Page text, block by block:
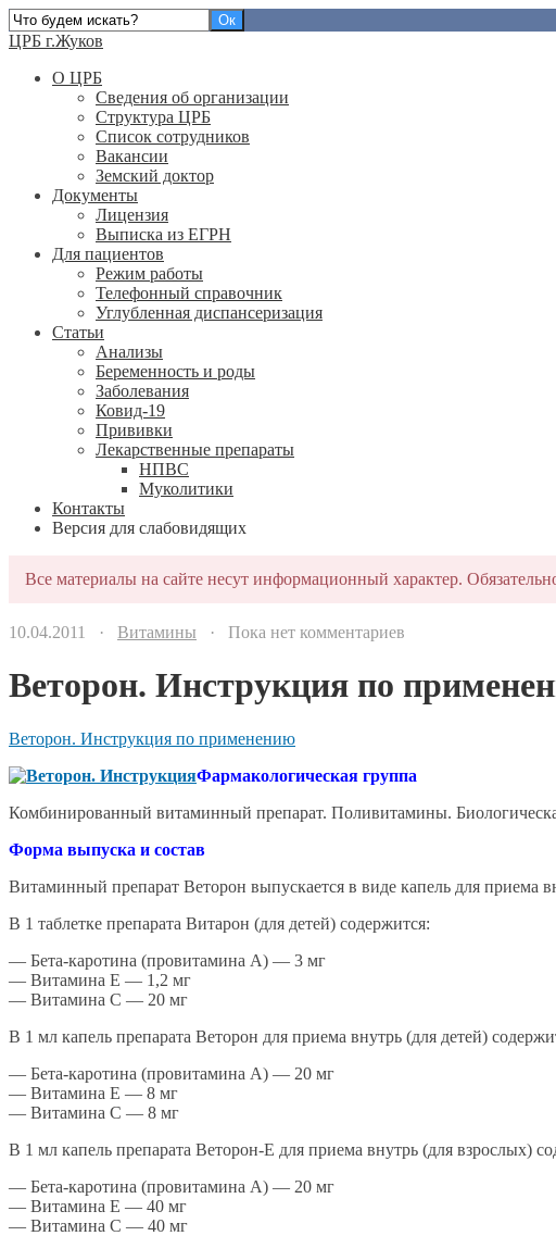
ЦРБ г.Жуков
О ЦРБ
Сведения об организации
Структура ЦРБ
Список сотрудников
Вакансии
Земский доктор
Документы
Лицензия
Выписка из ЕГРН
Для пациентов
Режим работы
Телефонный справочник
Углубленная диспансеризация
Статьи
Анализы
Беременность и роды
Заболевания
Ковид-19
Прививки
Лекарственные препараты
НПВС
Муколитики
Контакты
Версия для слабовидящих
Все материалы на сайте несут информационный характер.
10.04.2011 · Витамины · Пока нет комментариев
Веторон. Инструкция по
Веторон. Инструкция по применению
Фармакологическая группа
Комбинированный витаминный препарат. Поливитамины.
Форма выпуска и состав
Витаминный препарат Веторон выпускается в виде капель для приема
В 1 таблетке препарата Витарон (для детей) содержится:
— Бета-каротина (провитамина А) — 3 мг
— Витамина Е — 1,2 мг
— Витамина С — 20 мг
В 1 мл капель препарата Веторон для приема внутрь (для детей)
— Бета-каротина (провитамина А) — 20 мг
— Витамина Е — 8 мг
— Витамина С — 8 мг
В 1 мл капель препарата Веторон-Е для приема внутрь (для взрослых)
— Бета-каротина (провитамина А) — 20 мг
— Витамина Е — 40 мг
— Витамина С — 40 мг